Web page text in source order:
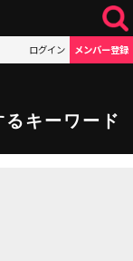
ログイン メンバー登録
キーワード